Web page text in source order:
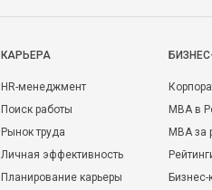
КАРЬЕРА
HR-менеджмент
Поиск работы
Рынок труда
Личная эффективность
Планирование карьеры
MBA в
MBA
Бизнес-